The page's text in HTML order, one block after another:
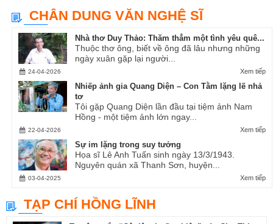
CHÂN DUNG VĂN NGHỆ SĨ
Nhà thơ Duy Thảo: Thăm thẳm một tình yêu quê...
Thuộc thơ ông, biết về ông đã lâu nhưng những
ngày xuân gặp lại người...
Xem tiếp
24-04-2026
Nhiếp ảnh gia Quang Diện – Con Tằm lặng lẽ nhả
tơ
Tôi gặp Quang Diện lần đầu tại tiệm ảnh Nam
Hồng - một tiệm ảnh lớn ngay...
Xem tiếp
22-04-2026
Sự im lặng trong suy tưởng
Họa sĩ Lê Anh Tuấn sinh ngày 13/3/1943.
Nguyên quán xã Thanh Sơn, huyện...
Xem tiếp
03-04-2025
TẠP CHÍ HỒNG LĨNH